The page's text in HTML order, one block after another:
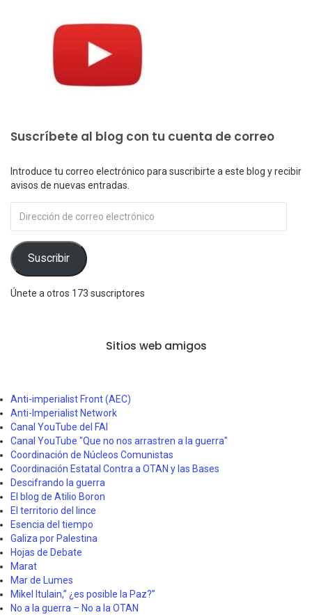
Suscríbete al blog con tu cuenta de correo
Introduce tu correo electrónico para suscribirte a este blog y recibir
avisos de nuevas entradas.
de
correo
electrónico
Suscribir
Únete a otros 173 suscriptores
Sitios web amigos
Anti-imperialist Front (AEC)
Anti-Imperialist Network
Canal YouTube del FAI
Canal YouTube "Que no nos arrastren a la guerra"
Coordinación de Núcleos Comunistas
Coordinación Estatal Contra a OTAN y las Bases
Descifrando la guerra
El blog de Atilio Boron
El territorio del lince
Esencia del tiempo
Galiza por Palestina
Hojas de Debate
Marat
Mar de Lumes
Mikel Itulain,” ¿es posible la Paz?”
No a la guerra – No a la OTAN